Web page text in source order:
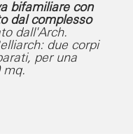
bifamiliare con
dal complesso
dall'Arch.
due corpi
per una
mq.